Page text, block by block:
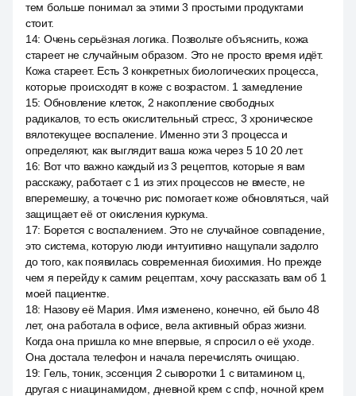
тем больше понимал за этими 3 простыми продуктами
стоит.
14: Очень серьёзная логика. Позвольте объяснить, кожа
стареет не случайным образом. Это не просто время идёт.
Кожа стареет. Есть 3 конкретных биологических процесса,
которые происходят в коже с возрастом. 1 замедление
15: Обновление клеток, 2 накопление свободных
радикалов, то есть окислительный стресс, 3 хроническое
вялотекущее воспаление. Именно эти 3 процесса и
определяют, как выглядит ваша кожа через 5 10 20 лет.
16: Вот что важно каждый из 3 рецептов, которые я вам
расскажу, работает с 1 из этих процессов не вместе, не
вперемешку, а точечно рис помогает коже обновляться, чай
защищает её от окисления куркума.
17: Борется с воспалением. Это не случайное совпадение,
это система, которую люди интуитивно нащупали задолго
до того, как появилась современная биохимия. Но прежде
чем я перейду к самим рецептам, хочу рассказать вам об 1
моей пациентке.
18: Назову её Мария. Имя изменено, конечно, ей было 48
лет, она работала в офисе, вела активный образ жизни.
Когда она пришла ко мне впервые, я спросил о её уходе.
Она достала телефон и начала перечислять очищаю.
19: Гель, тоник, эссенция 2 сыворотки 1 с витамином ц,
другая с ниацинамидом, дневной крем с спф, ночной крем